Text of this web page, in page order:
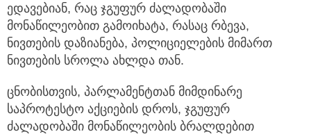
ედავებიან, რაც ჯგუფურ ძალადობაში
მონაწილეობით გამოიხატა, რასაც რბევა,
ნივთების დაზიანება, პოლიციელების მიმართ
ნივთების სროლა ახლდა თან.
ცნობისთვის, პარლამენტთან მიმდინარე
საპროტესტო აქციების დროს, ჯგუფურ
ძალადობაში მონაწილეობის ბრალდებით